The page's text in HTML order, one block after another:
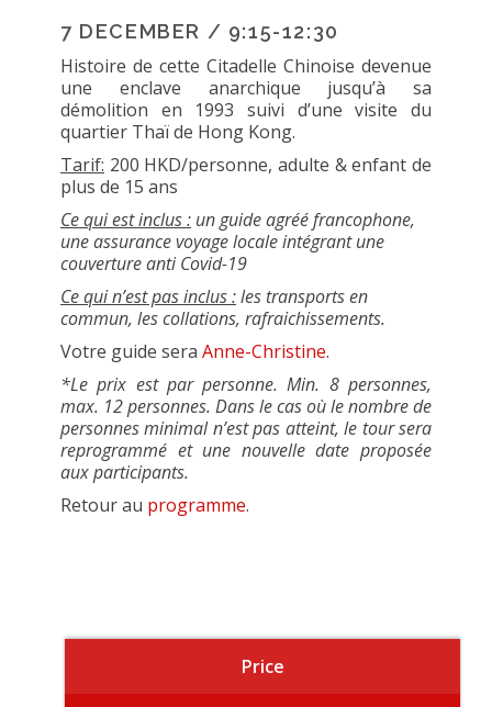
Price
7 DECEMBER / 9:15-12:30
Histoire de cette Citadelle Chinoise devenue
une enclave anarchique jusqu’à sa
démolition en 1993 suivi d’une visite du
quartier Thaï de Hong Kong.
Tarif: 200 HKD/personne, adulte & enfant de
plus de 15 ans
Ce qui est inclus : un guide agréé francophone,
une assurance voyage locale intégrant une
couverture anti Covid-19
Ce qui n’est pas inclus :les transports en
commun, les collations, rafraichissements.
Votre guide sera Anne-Christine.
*Le prix est par personne. Min. 8 personnes,
max. 12 personnes. Dans le cas où le nombre de
personnes minimal n’est pas atteint, le tour sera
reprogrammé et une nouvelle date proposée
aux participants.
Retour au programme.